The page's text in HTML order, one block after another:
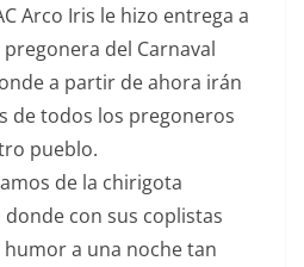
Arco Iris le hizo entrega a
del Carnaval
a partir de ahora irán
de todos los pregoneros
pueblo.
de la chirigota
con sus coplistas
a una noche tan